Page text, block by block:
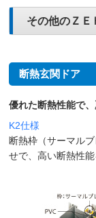
その他のＺＥ
断熱玄関ドア
優れた断熱性能で、
K2仕様
断熱枠（サーマル
せで、高い断熱性能